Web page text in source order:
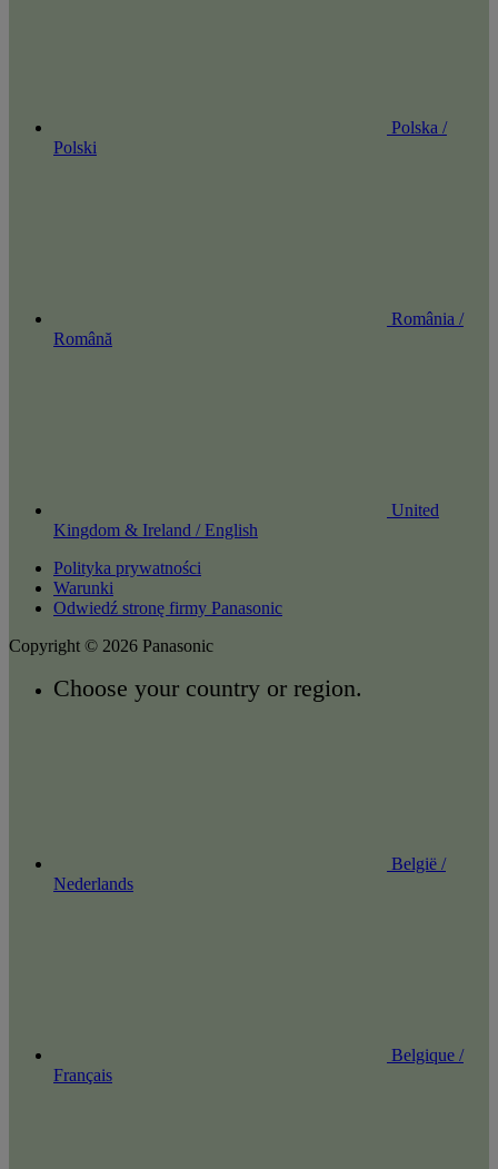
Polska /
Polski
România /
Română
United
Kingdom & Ireland / English
Polityka prywatności
Warunki
Odwiedź stronę firmy Panasonic
Copyright © 2026 Panasonic
Choose your country or region.
België /
Nederlands
Belgique /
Français